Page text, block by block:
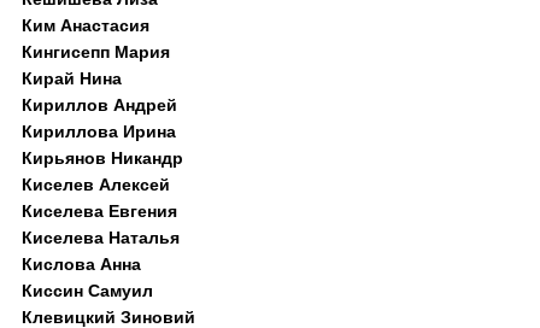
Ким Анастасия
Кингисепп Мария
Кирай Нина
Кириллов Андрей
Кириллова Ирина
Кирьянов Никандр
Киселев Алексей
Киселева Евгения
Киселева Наталья
Кислова Анна
Киссин Самуил
Клевицкий Зиновий